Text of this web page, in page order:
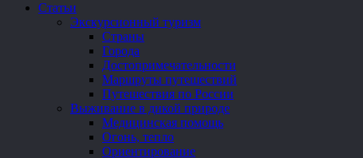
Статьи
Экскурсионный туризм
Страны
Города
Достопримечательности
Маршруты путешествий
Путешествия по России
Выживание в дикой природе
Медицинская помощь
Огонь, тепло
Ориентирование